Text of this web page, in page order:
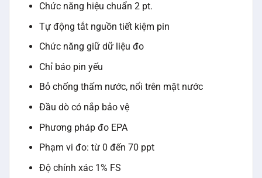
Chức năng hiệu chuẩn 2 pt.
Tự động tắt nguồn tiết kiệm pin
Chức năng giữ dữ liệu đo
Chỉ báo pin yếu
Bỏ chống thấm nước, nổi trên mặt nước
Đầu dò có nắp bảo vệ
Phương pháp đo EPA
Phạm vi đo: từ 0 đến 70 ppt
Độ chính xác 1% FS